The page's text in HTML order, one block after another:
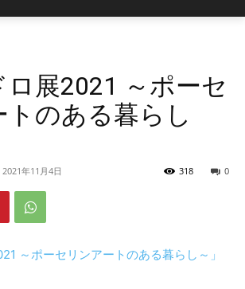
ロ展2021 ～ポーセ
トのある暮らし
2021年11月4日 0
318